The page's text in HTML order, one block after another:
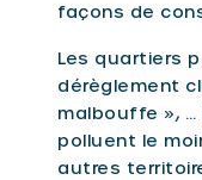
façons de
Les quartiers
dérèglement
malbouffe »,
polluent le
autres